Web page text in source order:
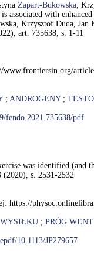
Zapart-Bukowska,
is associated with
Krzysztof Duda,
art. 735638, s. 1-11
; ANDROGENY;
fendo.2021.735638/pdf
was identified (and
(2020), s. 2531-2532
https://
; PRÓG
10.1113/JP279657